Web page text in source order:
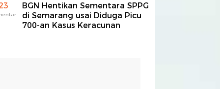
BGN Hentikan Sementara SPPG
di Semarang usai Diduga Picu
700-an Kasus Keracunan